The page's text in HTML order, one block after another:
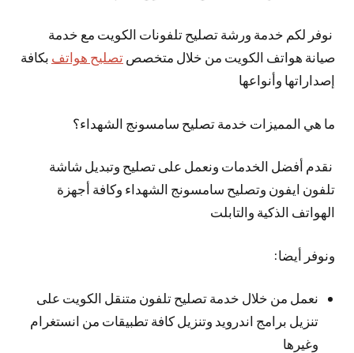
نوفر لكم خدمة ورشة تصليح تلفونات الكويت مع خدمة
صيانة هواتف الكويت من خلال متخصص تصليح هواتف بكافة
إصداراتها وأنواعها
ما هي المميزات خدمة تصليح سامسونج الشهداء؟
نقدم أفضل الخدمات ونعمل على تصليح وتبديل شاشة
تلفون ايفون وتصليح سامسونج الشهداء وكافة أجهزة
الهواتف الذكية والتابلت
ونوفر أيضا:
نعمل من خلال خدمة تصليح تلفون متنقل الكويت على
تنزيل برامج اندرويد وتنزيل كافة تطبيقات من انستغرام
وغيرها